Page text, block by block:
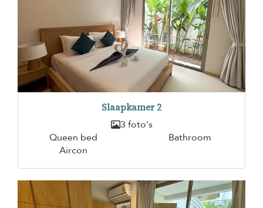
Slaapkamer 2
3 foto's
Queen bed
Bathroom
Aircon